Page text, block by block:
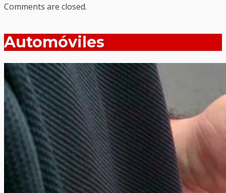
Comments are closed.
Automóviles